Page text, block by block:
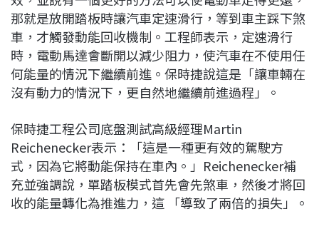
那就是放開踏板時讓汽車定速滑行，等到車主踩下煞
車，才觸發動能回收機制。工程師表示，定速滑行
時，電動馬達會斷開以減少阻力，使汽車在不使用任
何能量的情況下繼續前進。保時捷說這是「讓車輛在
沒有動力的情況下，更自然地繼續前進過程」。
保時捷工程公司底盤測試高級經理Martin
Reichenecker表示：「這是一種更有效的駕駛方
式，因為它將動能保持在車內。」Reichenecker補
充並強調說，單踏板模式首先會先煞車，然後才將回
收的能量轉化為推進力，這 「導致了兩倍的損失」。